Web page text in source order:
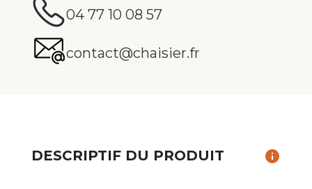
04 77 10 08 57
contact@chaisier.fr
DESCRIPTIF DU PRODUIT info